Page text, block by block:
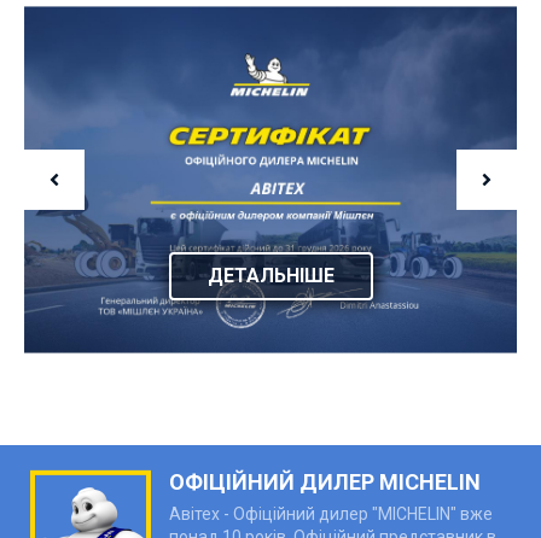
ДЕТАЛЬНІШЕ
ОФІЦІЙНИЙ ДИЛЕР MICHELIN
Авітех - Офіційний дилер "MICHELIN" вже